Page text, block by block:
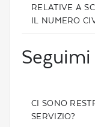
RELATIVE A
IL NUMERO
Seguimi
CI SONO
SERVIZIO?